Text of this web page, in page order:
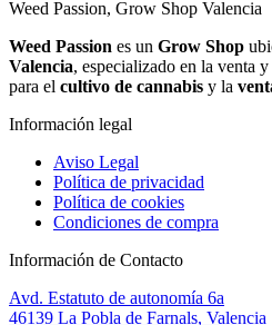
Weed Passion, Grow Shop Valencia
Weed Passion es un Grow Shop
Valencia, especializado en la venta
para el cultivo de cannabis y la
Información legal
Aviso Legal
Política de privacidad
Política de cookies
Condiciones de compra
Información de Contacto
Avd. Estatuto de autonomía 6a
46139 La Pobla de Farnals, Valencia